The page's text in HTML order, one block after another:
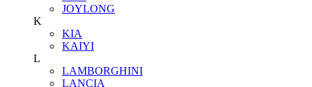
JOYLONG
K
KIA
KAIYI
L
LAMBORGHINI
LANCIA